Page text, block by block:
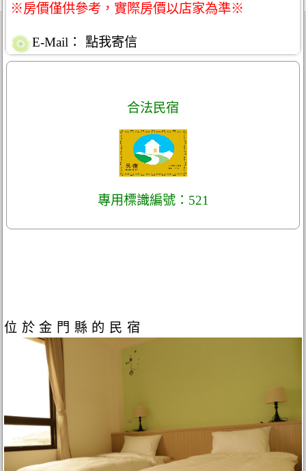
※房價僅供參考，實際房價以店家為準※
E-Mail： 點我寄信
合法民宿
專用標識編號：521
位於金門縣的民宿